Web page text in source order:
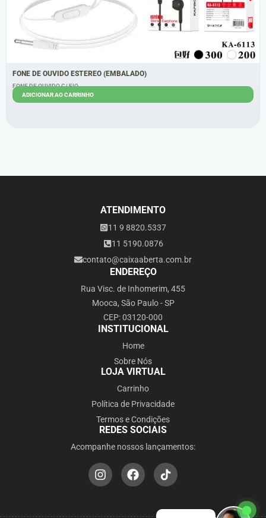
FONE DE OUVIDO ESTEREO (EMBALADO)
FONE DE OUVIDO C/ FIO
ADICIONAR AO CARRINHO
ATENDIMENTO
11 9 8820.5337
11 5190.0876
contato@caixaaberta.com.br
ENDEREÇO
Rua Visc. de Inhomerim, 455
Mooca, São Paulo - SP
CEP: 03120-000
INSTITUCIONAL
Home
Sobre Nós
LOJA VIRTUAL
Carrinho
Política de Privacidade
Termos e Condições
REDES SOCIAIS
Acompanhe nossos lançamentos: